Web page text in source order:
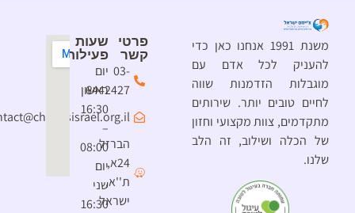
משנת 1991 אנחנו כאן כדי
להעניק לכל אדם עם
מוגבלות הזדמנות שווה
לחיים טובים יותר. שירותים
מתקדמים, צוות מקצועי וחזון
של הכלה ושילוב, זה הלב
שלנו.
פרטי
קשר
03-
6442427
contact@chimesisrael.org.il
הברזל
24א,
ת''א,
ישראל
שעות
פעילות
יום
ראשון
16:30
–
08:00
יום
שני
16:30